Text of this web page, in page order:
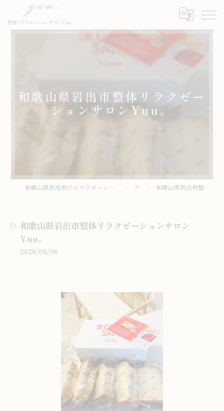
和歌山県岩出市整体リラクゼー
ションサロンYuu。
和歌山県岩出市のリラクゼーションサロンなら整体リラクゼーションサロンYuu。 ブログ 和歌山県岩出市整体リラクゼーションサロンYuu。
和歌山県岩出市整体リラクゼーションサロン
Yuu。
2026/06/06